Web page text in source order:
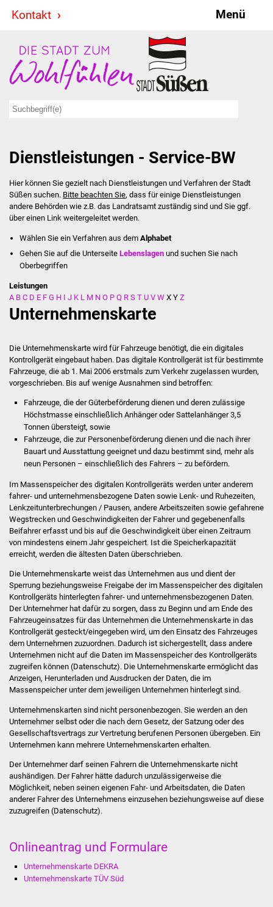
Kontakt Menü
Stadt & Politik
Bürgermeister
Ausschüsse
Ratsinformationssystem
Jugendbeirat
Summerrockfestival
Stadtverwaltung
Behördenwegweiser
Stellenangebote
Kontakt
Veröffentlichungen
FNP / Bebauungspläne
Wahlen
Stadtinfo
Jubiläumsjahr 2021
Partnerstädte
Projekte
Schulentwicklung Bizet
Sanierung Bizethalle
Ortsentwicklung
Presse
Was erledige ich wo
Dienstleistungen - Service-BW
Hier können Sie gezielt nach Dienstleistungen und Verfahren der Stadt
Süßen suchen. Bitte beachten Sie, dass für einige Dienstleistungen
andere Behörden wie z.B. das Landratsamt zuständig sind und Sie ggf.
über einen Link weitergeleitet werden.
Wählen Sie ein Verfahren aus dem Alphabet
Gehen Sie auf die UnterseiteLebenslagen und suchen Sie nach
Oberbegriffen
Leistungen
A B C D E F G H I J K L M N O P Q R S T U V W X Y Z
Unternehmenskarte
Die Unternehmenskarte wird für Fahrzeuge benötigt, die ein digitales
Kontrollgerät eingebaut haben. Das digitale Kontrollgerät ist für bestimmte
Fahrzeuge, die ab 1. Mai 2006 erstmals zum Verkehr zugelassen wurden,
vorgeschrieben. Bis auf wenige Ausnahmen sind betroffen:
Fahrzeuge, die der Güterbeförderung dienen und deren zulässige
Höchstmasse einschließlich Anhänger oder Sattelanhänger 3,5
Tonnen übersteigt, sowie
Fahrzeuge, die zur Personenbeförderung dienen und die nach ihrer
Bauart und Ausstattung geeignet und dazu bestimmt sind, mehr als
neun Personen – einschließlich des Fahrers – zu befördern.
Im Massenspeicher des digitalen Kontrollgeräts werden unter anderem
fahrer- und unternehmensbezogene Daten sowie Lenk- und Ruhezeiten,
Lenkzeitunterbrechungen / Pausen, andere Arbeitszeiten sowie gefahrene
Wegstrecken und Geschwindigkeiten der Fahrer und gegebenenfalls
Beifahrer erfasst und bis auf die Geschwindigkeit über einen Zeitraum
von mindestens einem Jahr gespeichert. Ist die Speicherkapazität
erreicht, werden die ältesten Daten überschrieben.
Die Unternehmenskarte weist das Unternehmen aus und dient der
Sperrung beziehungsweise Freigabe der im Massenspeicher des digitalen
Kontrollgeräts hinterlegten fahrer- und unternehmensbezogenen Daten.
Der Unternehmer hat dafür zu sorgen, dass zu Beginn und am Ende des
Fahrzeugeinsatzes für das Unternehmen die Unternehmenskarte in das
Kontrollgerät gesteckt/eingegeben wird, um den Einsatz des Fahrzeuges
dem Unternehmen zuzuordnen. Dadurch ist sichergestellt, dass andere
Unternehmen nicht auf die Daten im Massenspeicher des Kontrollgeräts
zugreifen können (Datenschutz). Die Unternehmenskarte ermöglicht das
Anzeigen, Herunterladen und Ausdrucken der Daten, die im
Massenspeicher unter dem jeweiligen Unternehmen hinterlegt sind.
Unternehmenskarten sind nicht personenbezogen. Sie werden an den
Unternehmer selbst oder die nach dem Gesetz, der Satzung oder des
Gesellschaftsvertrags zur Vertretung berufenen Personen übergeben. Ein
Unternehmen kann mehrere Unternehmenskarten erhalten.
Der Unternehmer darf seinen Fahrern die Unternehmenskarte nicht
aushändigen. Der Fahrer hätte dadurch unzulässigerweise die
Möglichkeit, neben seinen eigenen Fahr- und Arbeitsdaten, die Daten
anderer Fahrer des Unternehmens einzusehen beziehungsweise auf diese
zuzugreifen (Datenschutz).
Onlineantrag und Formulare
Unternehmenskarte DEKRA
Unternehmenskarte TÜV Süd